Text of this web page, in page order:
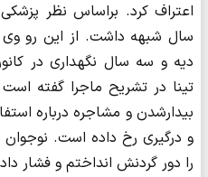
سال شبهه داشت. از این رو
دیه و سه سال نگهداری در
تینا در تشریح ماجرا گفته
بیدار‌شدن و مشاجره درباره
و درگیری رخ داده است. نوجوان
را دور گردنش انداختم و فشار